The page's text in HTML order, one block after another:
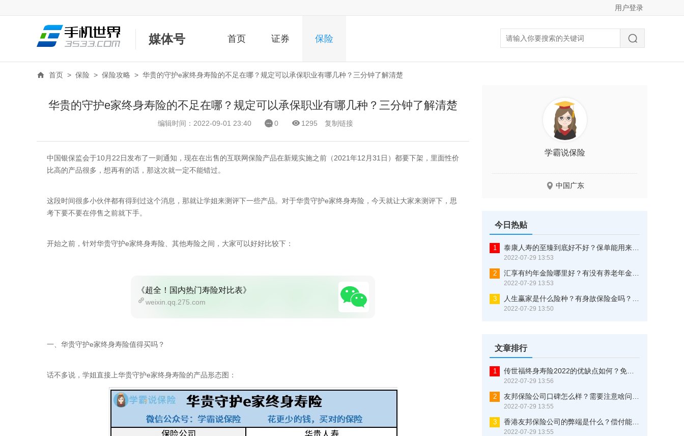
用户登录
媒体号 首页 证券 保险
首页 > 保险 > 保险攻略 > 华贵的守护e家终身寿险的不足在哪？规定可以承保职业有哪几种？三分钟了解清楚
学霸说保险
中国广东
今日热贴
1
2022-07-29 13:53
2
2022-07-29 13:53
3
2022-07-29 13:50
文章排行
1
2022-07-29 13:56
2
2022-07-29 13:55
3
2022-07-29 13:55
华贵的守护e家终身寿险的不足在哪？规定可以承保职业有哪几种？三分钟了解清楚
编辑时间：2022-09-01 23:40 0 1295 复制链接
中国银保监会于10月22日发布了一则通知，现在在出售的互联网保险产品在新规实施之前（2021年12月31日）都要下架，里面性价
比高的产品很多，想再有的话，那这次就一定不能错过。
这段时间很多小伙伴都有得到过这个消息，那就让学姐来测评下一些产品。对于华贵守护e家终身寿险，今天就让大家来测评下，思
考下要不要在停售之前就下手。
开始之前，针对华贵守护e家终身寿险、其他寿险之间，大家可以好好比较下：
《超全！国内热门寿险对比表》
weixin.qq.275.com
一、华贵守护e家终身寿险值得买吗？
话不多说，学姐直接上华贵守护e家终身寿险的产品形态图：